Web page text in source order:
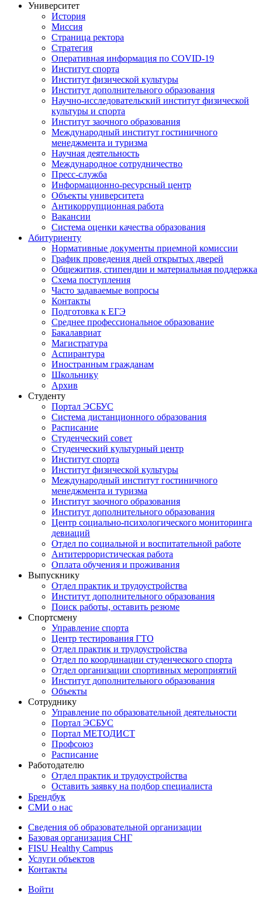
Университет
История
Миссия
Страница ректора
Стратегия
Оперативная информация по COVID-19
Институт спорта
Институт физической культуры
Институт дополнительного образования
Научно-исследовательский институт физической
культуры и спорта
Институт заочного образования
Международный институт гостиничного
менеджмента и туризма
Научная деятельность
Международное сотрудничество
Пресс-служба
Информационно-ресурсный центр
Объекты университета
Антикоррупционная работа
Вакансии
Система оценки качества образования
Абитуриенту
Нормативные документы приемной комиссии
График проведения дней открытых дверей
Общежития, стипендии и материальная поддержка
Схема поступления
Часто задаваемые вопросы
Контакты
Подготовка к ЕГЭ
Среднее профессиональное образование
Бакалавриат
Магистратура
Аспирантура
Иностранным гражданам
Школьнику
Архив
Студенту
Портал ЭСБУС
Система дистанционного образования
Расписание
Студенческий совет
Студенческий культурный центр
Институт спорта
Институт физической культуры
Международный институт гостиничного
менеджмента и туризма
Институт заочного образования
Институт дополнительного образования
Центр социально-психологического мониторинга
девиаций
Отдел по социальной и воспитательной работе
Антитеррористическая работа
Оплата обучения и проживания
Выпускнику
Отдел практик и трудоустройства
Институт дополнительного образования
Поиск работы, оставить резюме
Спортсмену
Управление спорта
Центр тестирования ГТО
Отдел практик и трудоустройства
Отдел по координации студенческого спорта
Отдел организации спортивных мероприятий
Институт дополнительного образования
Объекты
Сотруднику
Управление по образовательной деятельности
Портал ЭСБУС
Портал МЕТОДИСТ
Профсоюз
Расписание
Работодателю
Отдел практик и трудоустройства
Оставить заявку на подбор специалиста
Брендбук
СМИ о нас
Сведения об образовательной организации
Базовая организация СНГ
FISU Healthy Campus
Услуги объектов
Контакты
Войти